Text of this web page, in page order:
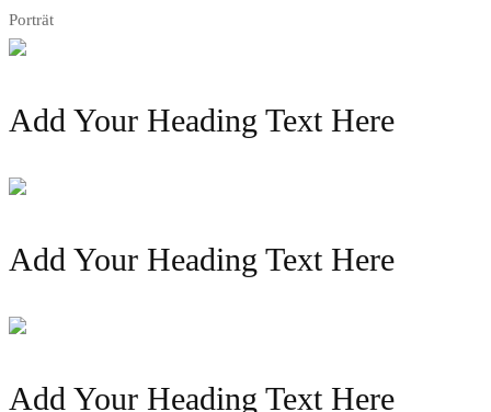
Porträt
Add Your Heading Text Here
Add Your Heading Text Here
Add Your Heading Text Here